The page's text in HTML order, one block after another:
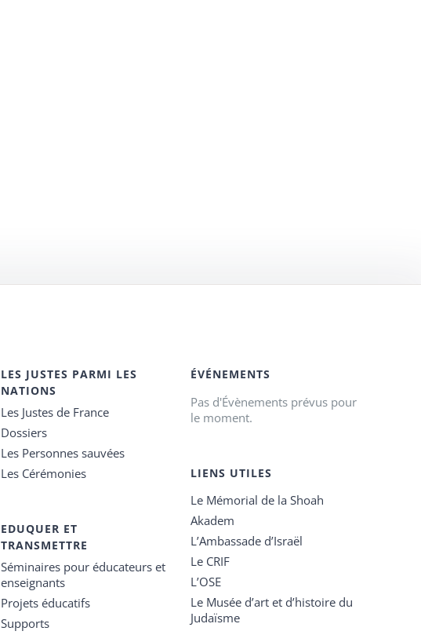
LES JUSTES PARMI LES
NATIONS
Les Justes de France
Dossiers
Les Personnes sauvées
Les Cérémonies
EDUQUER ET
TRANSMETTRE
Séminaires pour éducateurs et
enseignants
Projets éducatifs
Supports
ÉVÉNEMENTS
Pas d'Évènements prévus pour
le moment.
LIENS UTILES
Le Mémorial de la Shoah
Akadem
L’Ambassade d’Israël
Le CRIF
L’OSE
Le Musée d’art et d’histoire du
Judaïsme